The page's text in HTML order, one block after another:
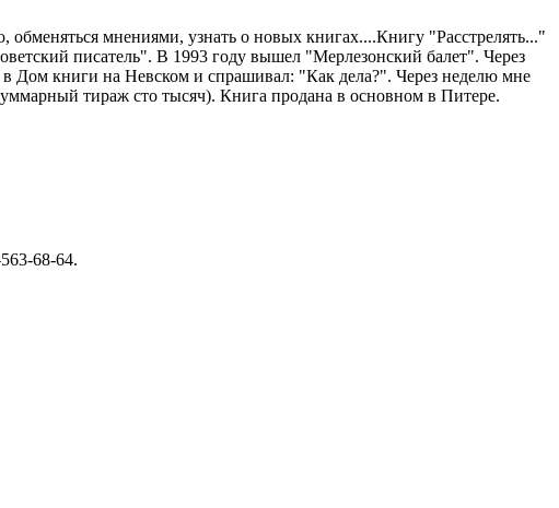
обменяться мнениями, узнать о новых книгах....Книгу "Расстрелять..."
писатель". В 1993 году вышел "Мерлезонский балет". Через
в Дом книги на Невском и спрашивал: "Как дела?". Через неделю мне
тираж сто тысяч). Книга продана в основном в Питере.
68-64.